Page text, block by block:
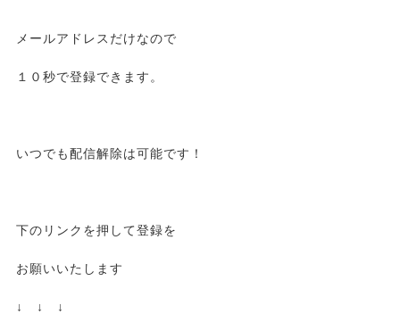
メールアドレスだけなので
１０秒で登録できます。
いつでも配信解除は可能です！
下のリンクを押して登録を
お願いいたします
↓ ↓ ↓